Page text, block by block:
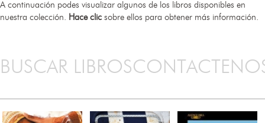
A continuación podes visualizar algunos de los libros disponibles en
nuestra colección. Hace clic sobre ellos para obtener más información.
BUSCAR LIBROS